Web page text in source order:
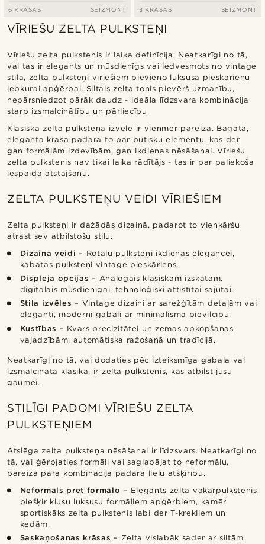
6 KRĀSAS SEIZMONT 3 KRĀSAS SEIZMONT
VĪRIEŠU ZELTA PULKSTEŅI
Vīriešu zelta pulkstenis ir laika definīcija. Neatkarīgi no tā,
vai tas ir elegants un mūsdienīgs vai iedvesmots no vintage
stila, zelta pulksteņi vīriešiem pievieno luksusa pieskārienu
jebkurai apģērbai. Siltais zelta tonis pievērš uzmanību,
nepārsniedzot pārāk daudz - ideāla līdzsvara kombinācija
starp izsmalcinātību un pārliecību.
Klasiska zelta pulksteņa izvēle ir vienmēr pareiza. Bagātā,
eleganta krāsa padara to par būtisku elementu, kas der
gan formālām izdevībām, gan ikdienas nēsāšanai. Vīriešu
zelta pulkstenis nav tikai laika rādītājs - tas ir par paliekoša
iespaida atstājšanu.
ZELTA PULKSTEŅU VEIDI VĪRIEŠIEM
Zelta pulksteņi ir dažādās dizainā, padarot to vienkāršu
atrast sev atbilstošu stilu.
Dizaina veidi – Rotaļu pulksteņi ikdienas elegancei,
kabatas pulksteņi vintage pieskāriens.
Displeja opcijas – Analogais klasiskam izskatam,
digitālais mūsdienīgai, tehnoloģiski attīstītai sajūtai.
Stila izvēles – Vintage dizaini ar sarežģītām detaļām vai
eleganti, moderni gabali ar minimālisma pievilcību.
Kustības – Kvars precizitātei un zemas apkopšanas
vajadzībām, automātiska ražošanā un tradīcijā.
Neatkarīgi no tā, vai dodaties pēc izteiksmīga gabala vai
izsmalcināta klasika, ir zelta pulkstenis, kas atbilst jūsu
gaumei.
STILĪGI PADOMI VĪRIEŠU ZELTA
PULKSTEŅIEM
Atslēga zelta pulksteņa nēsāšanai ir līdzsvars. Neatkarīgi no
tā, vai ģērbjaties formāli vai saglabājat to neformālu,
pareizā pāra kombinācija padara lielu atšķirību.
Neformāls pret formālo – Elegants zelta vakarpulkstenis
piešķir klusu luksusu formāliem apģērbiem, kamēr
sportiskāks zelta pulkstenis labi der T-krekliem un
kedām.
Saskaņošanas krāsas – Zelta vislabāk sader ar siltām